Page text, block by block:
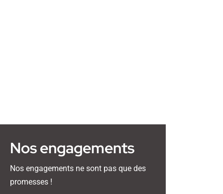
Nos engagements
Nos engagements ne sont pas que des
promesses !